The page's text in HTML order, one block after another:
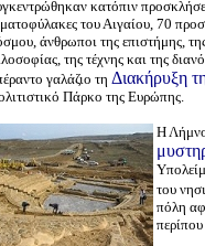
κατόπιν
του Αιγαίου, 70
άνθρωποι της επιστήμης,
της τέχνης και της
γαλάζιο τη Διακήρυξη
Πάρκο της Ευρώπης.
Η
του
πόλη